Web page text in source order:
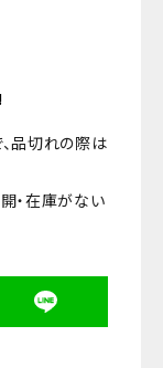
品切れの際は
・在庫がない